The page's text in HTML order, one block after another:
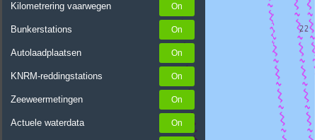
Kilometrering vaarwegen
Bunkerstations
Autolaadplaatsen
KNRM-reddingstations
Zeeweermetingen
Actuele waterdata